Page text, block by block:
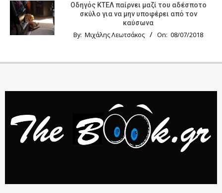
Οδηγός KTΕΛ παίρνει μαζί του αδέσποτο
σκύλο για να μην υποφέρει από τον
καύσωνα
By: Μιχάλης Λεωτσάκος On: 08/07/2018